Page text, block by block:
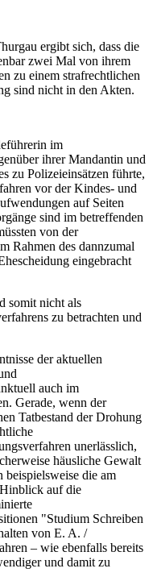
ergibt sich, dass die
zwei Mal von ihrem
zu einem strafrechtlichen
sind nicht in den Akten.
im
ihrer Mandantin und
zu Polizeieinsätzen führte,
vor der Kindes- und
auf Seiten
sind im betreffenden
von der
Rahmen des dannzumal
eingebracht
somit nicht als
zu betrachten und
der aktuellen
auch im
Gerade, wenn der
Tatbestand der Drohung
unerlässlich,
häusliche Gewalt
beispielsweise die am
auf die
"Studium Schreiben
von E. A. /
– wie ebenfalls bereits
und damit zu